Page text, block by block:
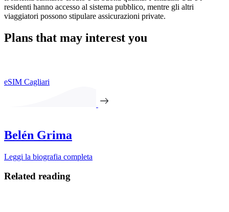
residenti hanno accesso al sistema pubblico, mentre gli altri
viaggiatori possono stipulare assicurazioni private.
Plans that may interest you
eSIM Cagliari
Belén Grima
Leggi la biografia completa
Related reading